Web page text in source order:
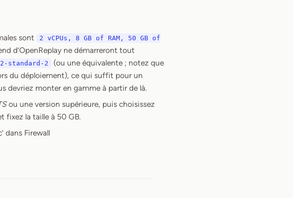
sont
2 vCPUs, 8 GB of RAM, 50 GB of
d’OpenReplay ne démarreront tout
standard-2
(ou une équivalente ; notez que
du déploiement), ce qui suffit pour un
devriez monter en gamme à partir de là.
ou une version supérieure, puis choisissez
fixez la taille à 50 GB.
dans Firewall